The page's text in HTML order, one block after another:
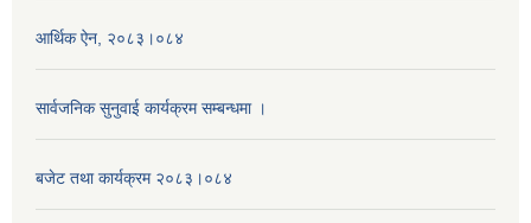
आर्थिक ऐन, २०८३।०८४
सार्वजनिक सुनुवाई कार्यक्रम सम्बन्धमा ।
बजेट तथा कार्यक्रम २०८३।०८४